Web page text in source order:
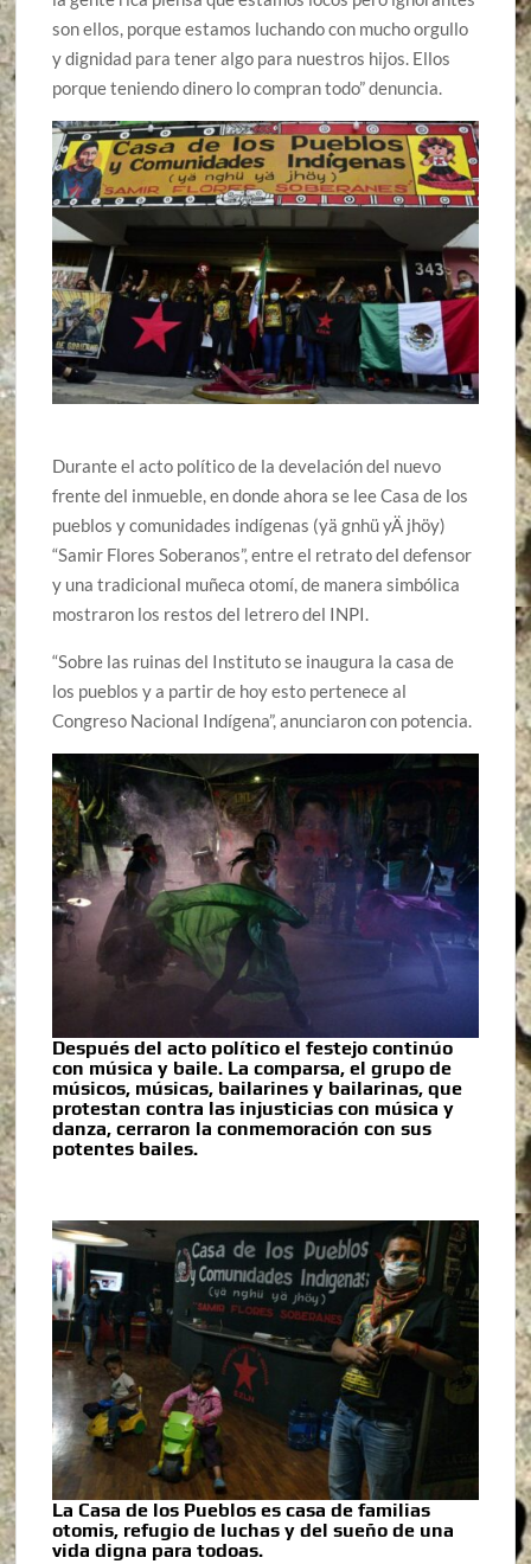
son ellos, porque estamos luchando con mucho orgullo
y dignidad para tener algo para nuestros hijos. Ellos
porque teniendo dinero lo compran todo” denuncia.
Durante el acto político de la develación del nuevo
frente del inmueble, en donde ahora se lee Casa de los
pueblos y comunidades indígenas (yä gnhü yÄ jhöy)
“Samir Flores Soberanos”, entre el retrato del defensor
y una tradicional muñeca otomí, de manera simbólica
mostraron los restos del letrero del INPI.
“Sobre las ruinas del Instituto se inaugura la casa de
los pueblos y a partir de hoy esto pertenece al
Congreso Nacional Indígena”, anunciaron con potencia.
Después del acto político el festejo continúo
con música y baile. La comparsa, el grupo de
músicos, músicas, bailarines y bailarinas, que
protestan contra las injusticias con música y
danza, cerraron la conmemoración con sus
potentes bailes.
La Casa de los Pueblos es casa de familias
otomis, refugio de luchas y del sueño de una
vida digna para todoas.